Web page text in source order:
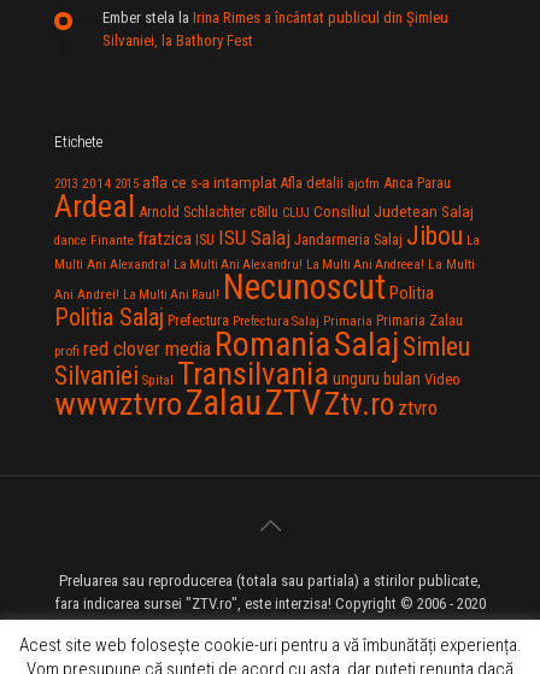
Ember stela la Irina Rimes a încântat publicul din Şimleu
Silvaniei, la Bathory Fest
Etichete
2013 2014 2015 afla ce s-a intamplat Afla detalii ajofm Anca Parau
Ardeal Arnold Schlachter c8ilu CLUJ Consiliul Judetean Salaj
dance Finante fratzica ISU ISU Salaj Jandarmeria Salaj Jibou La
Multi Ani Alexandra! La Multi Ani Alexandru! La Multi Ani Andreea! La Multi
Ani Andrei! La Multi Ani Raul! Necunoscut Politia
Politia Salaj Prefectura Prefectura Salaj Primaria Primaria Zalau
profi red clover media RomaniaSalaj Simleu
Silvaniei Spital Transilvania unguru bulan Video
wwwztvroZalauZTVZtv.ro ztvro
Preluarea sau reproducerea (totala sau partiala) a stirilor publicate,
fara indicarea sursei "ZTV.ro", este interzisa! Copyright © 2006 - 2020
ZTV.ro - Televiziune pe Internet - Zalau TV
Acest site web folosește cookie-uri pentru a vă îmbunătăți experiența.
Vom presupune că sunteți de acord cu asta, dar puteți renunța dacă